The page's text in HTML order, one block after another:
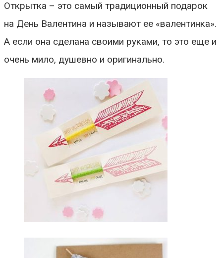
Открытка – это самый традиционный подарок
на День Валентина и называют ее «валентинка».
А если она сделана своими руками, то это еще и
очень мило, душевно и оригинально.